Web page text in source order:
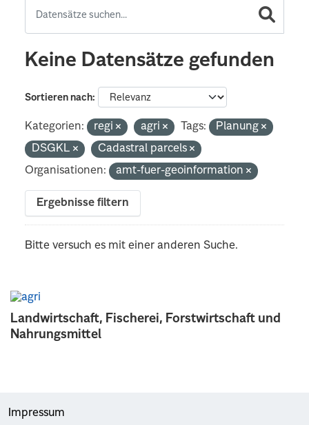
Landwirtschaft, Fischerei, Forstwirtschaft und
Nahrungsmittel
Keine Datensätze gefunden
Sortieren nach
Kategorien: regi agri Tags:
Planung
DSGKL
Cadastral parcels
Organisationen:
amt-fuer-geoinformation
Ergebnisse filtern
Bitte versuch es mit einer anderen Suche.
Impressum